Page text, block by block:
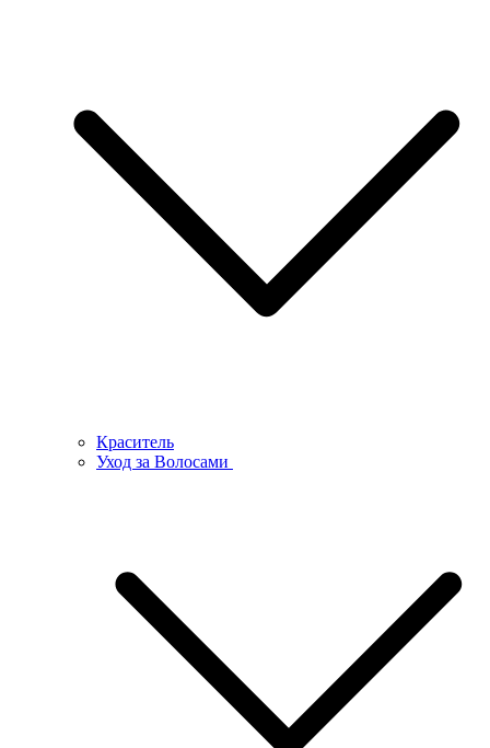
Краситель
Уход за Волосами